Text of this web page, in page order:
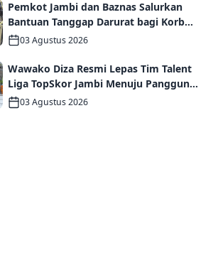
Pemkot Jambi dan Baznas Salurkan
Bantuan Tanggap Darurat bagi Korban
Kebakaran Asrama Polda Jambi
03 Agustus 2026
Wawako Diza Resmi Lepas Tim Talent
Liga TopSkor Jambi Menuju Panggung
Nasional
03 Agustus 2026